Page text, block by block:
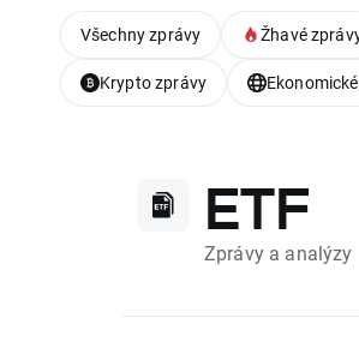
Všechny zprávy Žhavé
Krypto zprávy
ETF
Zprávy a analýzy